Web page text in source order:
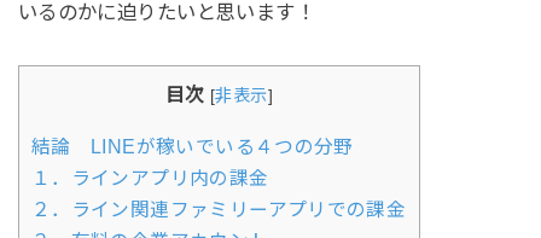
いるのかに迫りたいと思います！
目次 [非表示]
結論 LINEが稼いでいる４つの分野
１．ラインアプリ内の課金
２．ライン関連ファミリーアプリでの課金